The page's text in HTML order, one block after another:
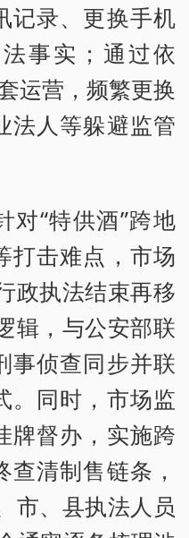
记录、更换手机
事实；通过依
运营，频繁更换
法人等躲避监管
“特供酒”跨地
打击难点，市场
政执法结束再移
辑，与公安部联
事侦查同步并联
。同时，市场监
牌督办，实施跨
清制售链条，
市、县执法人员